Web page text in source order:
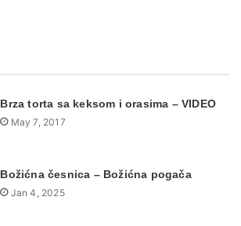
Brza torta sa keksom i orasima – VIDEO
May 7, 2017
Božićna česnica – Božićna pogača
Jan 4, 2025